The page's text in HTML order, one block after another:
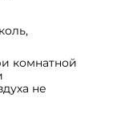
комнатной
не